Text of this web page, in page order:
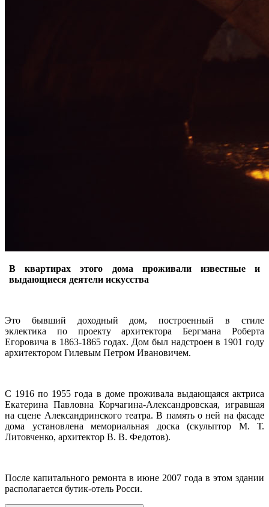
В квартирах этого дома проживали известные и
выдающиеся деятели искусства
Это бывший доходный дом, построенный в стиле
эклектика по проекту архитектора Бергмана Роберта
Егоровича в 1863-1865 годах. Дом был надстроен в 1901 году
архитектором Гилевым Петром Ивановичем.
С 1916 по 1955 года в доме проживала выдающаяся актриса
Екатерина Павловна Корчагина-Александровская, игравшая
на сцене Александринского театра. В память о ней на фасаде
дома установлена мемориальная доска (скульптор М. Т.
Литовченко, архитектор В. В. Федотов).
После капитального ремонта в июне 2007 года в этом здании
располагается бутик-отель Росси.